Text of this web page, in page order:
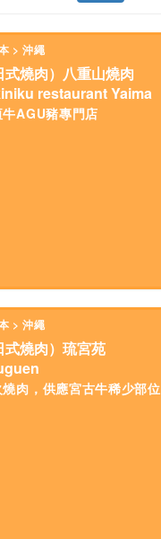
> 沖繩
式燒肉）八重山燒肉
restaurant Yaima
AGU豬專門店
> 沖繩
式燒肉）琉宮苑
肉，供應宮古牛稀少部位